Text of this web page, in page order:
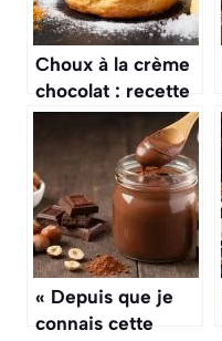
Choux à la crème
chocolat : recette
gourmande
« Depuis que je
connais cette